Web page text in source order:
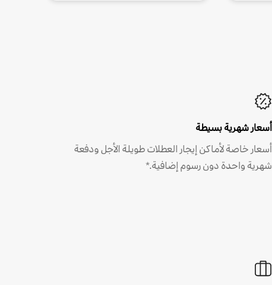
أسعار شهرية بسيطة
أسعار خاصة لأماكن إيجار العطلات طويلة الأجل ودفعة
شهرية واحدة دون رسوم إضافية.*